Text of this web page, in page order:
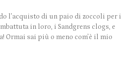
l’acquisto di un paio di zoccoli per i
in loro, i Sandgrens clogs, e
Ormai sai più o meno com’è il mio